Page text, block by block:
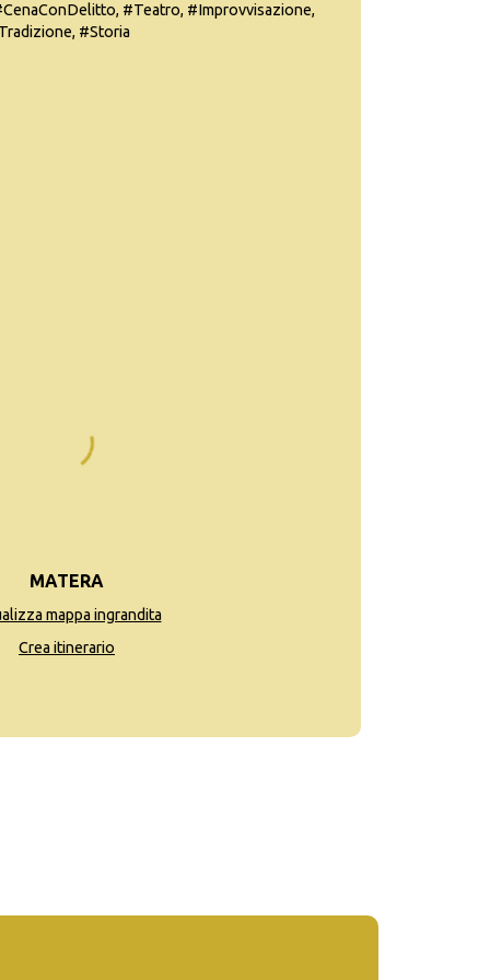
#Teatro, #Improvvisazione,
#Storia
MATERA
mappa ingrandita
Crea itinerario